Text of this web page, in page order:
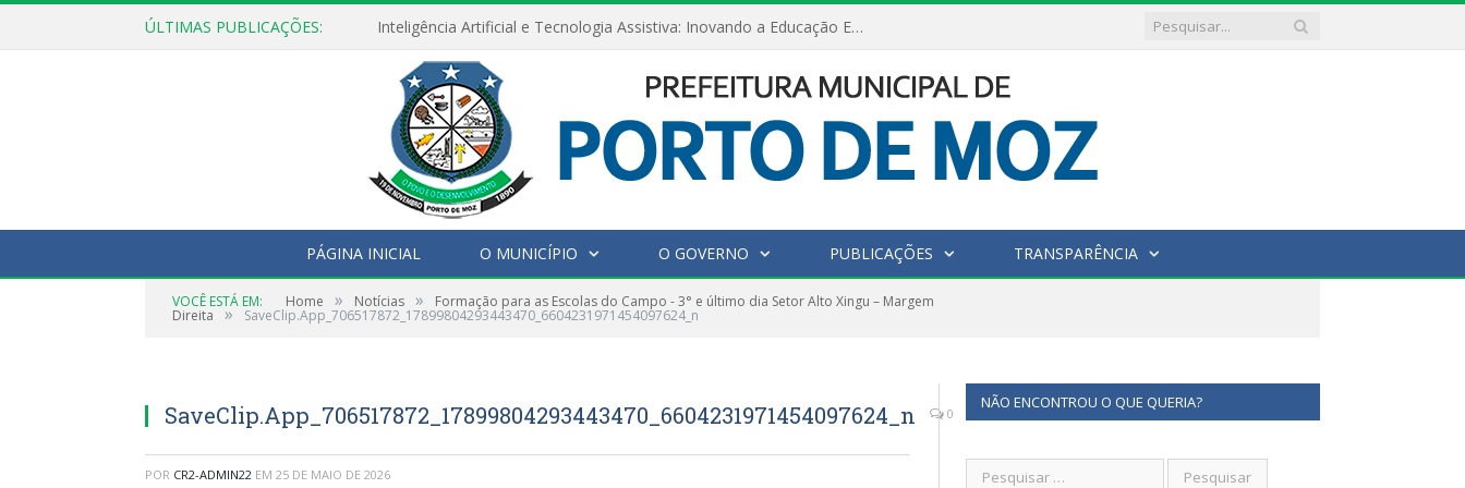
ÚLTIMAS PUBLICAÇÕES: Inteligência Artificial e Tecnologia Assistiva: Inovando a Educação Especial e Inclusiva
PÁGINA INICIAL O MUNICÍPIO O GOVERNO PUBLICAÇÕES TRANSPARÊNCIA
VOCÊ ESTÁ EM: Home » Notícias » Formação para as Escolas do Campo - 3° e último dia Setor Alto Xingu – Margem
Direita » SaveClip.App_706517872_17899804293443470_6604231971454097624_n
SaveClip.App_706517872_17899804293443470_6604231971454097624_n 0
POR CR2-ADMIN22 EM 25 DE MAIO DE 2026
NÃO ENCONTROU O QUE QUERIA?